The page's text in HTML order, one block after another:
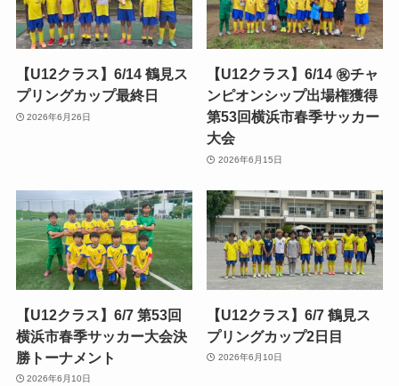
【U12クラス】6/14 鶴見ス
プリングカップ最終日
2026年6月26日
【U12クラス】6/14 ㊗️チャ
ンピオンシップ出場権獲得
第53回横浜市春季サッカー
大会
2026年6月15日
【U12クラス】6/7 第53回
横浜市春季サッカー大会決
勝トーナメント
2026年6月10日
【U12クラス】6/7 鶴見ス
プリングカップ2日目
2026年6月10日